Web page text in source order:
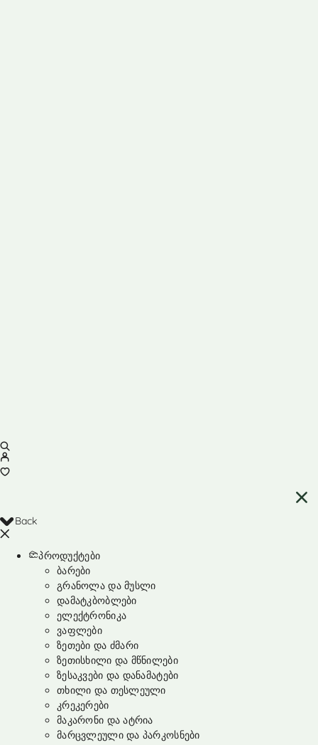
Back
პროდუქტები
ბარები
გრანოლა და მუსლი
დამატკბობლები
ელექტრონიკა
ვაფლები
ზეთები და ძმარი
ზეთისხილი და მწნილები
ზესაკვები და დანამატები
თხილი და თესლეული
კრეკერები
მაკარონი და ატრია
მარცვლეული და პარკოსნები